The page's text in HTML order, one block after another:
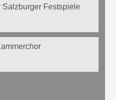
Salzburger Festspiele